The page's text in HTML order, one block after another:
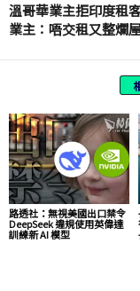
溫哥華業主拒印度租
業主：唔交租又整爛
路透社：無視美國出口禁令
DeepSeek 違規使用英偉達
訓練新 AI 模型